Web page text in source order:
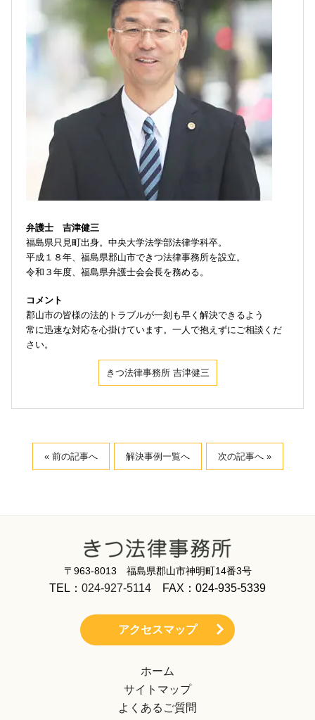
弁護士 吉津健三
福島県只見町出身。中央大学法学部法律学科卒。
平成１８年、福島県郡山市できつ法律事務所を設立。
令和３年度、福島県弁護士会会長を務める。
コメント
郡山市の皆様の法的トラブルが一刻も早く解決できるよう
常に迅速な対応を心掛けています。一人で抱えずにご相談くだ
さい。
きつ法律事務所 吉津健三
« 前の記事へ 解決事例一覧へ 次の記事へ »
〒963-8013 福島県郡山市神明町14番3号
TEL： 024-927-5114 FAX：024-935-5339
アクセスマップ
ホーム
サイトマップ
よくあるご質問